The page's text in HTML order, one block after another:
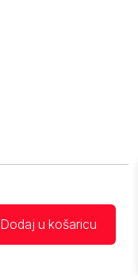
Dodaj u košaricu